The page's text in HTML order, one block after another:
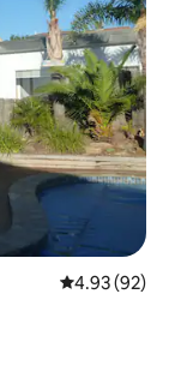
レビュー92
4.93 (92)